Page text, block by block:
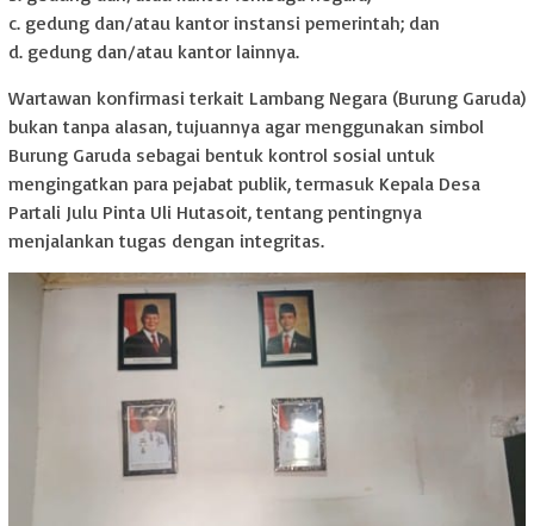
c. gedung dan/atau kantor instansi pemerintah; dan
d. gedung dan/atau kantor lainnya.
Wartawan konfirmasi terkait Lambang Negara (Burung Garuda)
bukan tanpa alasan, tujuannya agar menggunakan simbol
Burung Garuda sebagai bentuk kontrol sosial untuk
mengingatkan para pejabat publik, termasuk Kepala Desa
Partali Julu Pinta Uli Hutasoit, tentang pentingnya
menjalankan tugas dengan integritas.